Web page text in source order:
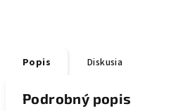
Popis Diskusia
Podrobný popis